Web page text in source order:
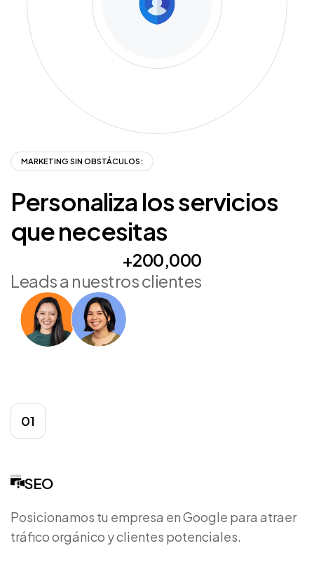
MARKETING SIN OBSTÁCULOS:
Personalizalosservicios
quenecesitas
+200,000
Leads a nuestros clientes
01
SEO
Posicionamos tu empresa en Google para atraer
tráfico orgánico y clientes potenciales.